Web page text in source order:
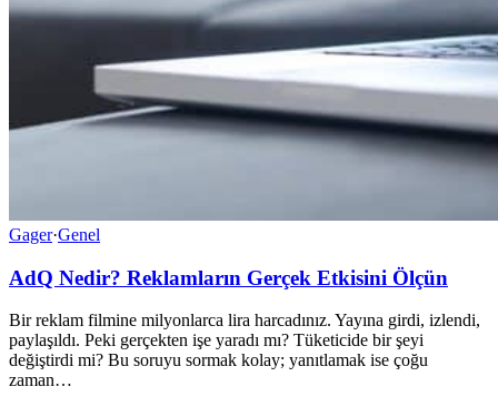
Gager·Genel
AdQ Nedir? Reklamların Gerçek Etkisini Ölçün
Bir reklam filmine milyonlarca lira harcadınız. Yayına girdi, izlendi,
paylaşıldı. Peki gerçekten işe yaradı mı? Tüketicide bir şeyi
değiştirdi mi? Bu soruyu sormak kolay; yanıtlamak ise çoğu
zaman…